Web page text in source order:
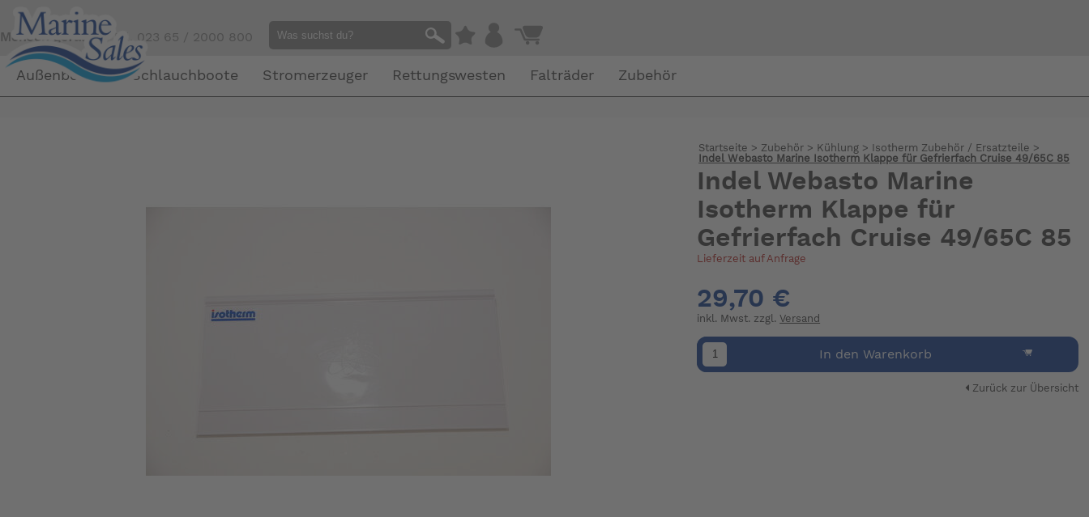
Mensch gefällig?Tel. 023 65 / 2000 800
Außenborder Schlauchboote Stromerzeuger Rettungswesten Falträder Zubehör
Startseite > Zubehör > Kühlung > Isotherm Zubehör / Ersatzteile >
Indel Webasto Marine Isotherm Klappe für Gefrierfach Cruise 49/65C 85
Indel Webasto Marine
Isotherm Klappe für
Gefrierfach Cruise 49/65C 85
Lieferzeit auf Anfrage
29,70 €
inkl. Mwst. zzgl.Versand
In den Warenkorb
Zurück zur Übersicht